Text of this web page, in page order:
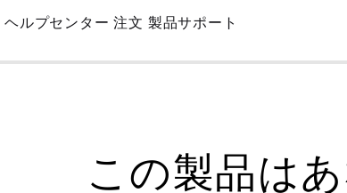
Skip
Main
ヘルプセンター 注文 製品サポート
この製品は